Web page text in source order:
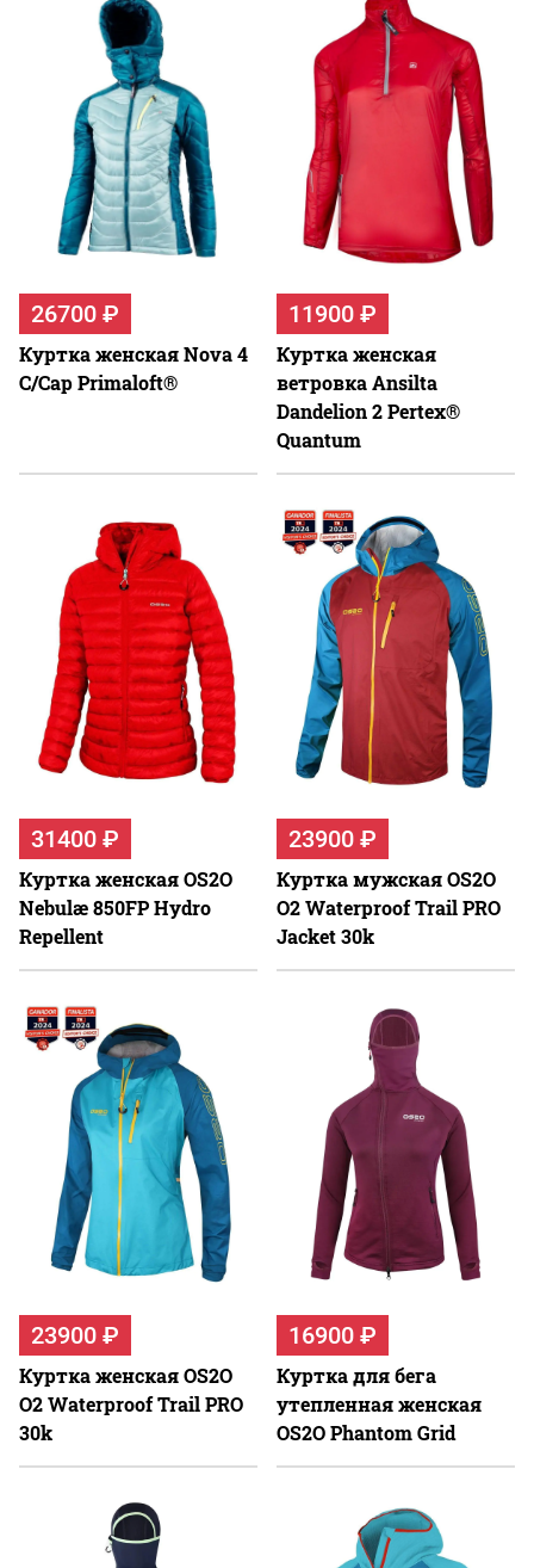
26700 ₽
Куртка женская Nova 4
C/Cap Primaloft®
11900 ₽
Куртка женская
ветровка Ansilta
Dandelion 2 Pertex®
Quantum
31400 ₽
Куртка женская OS2O
Nebulæ 850FP Hydro
Repellent
23900 ₽
Куртка мужская OS2O
O2 Waterproof Trail PRO
Jacket 30k
23900 ₽
Куртка женская OS2O
O2 Waterproof Trail PRO
30k
16900 ₽
Куртка для бега
утепленная женская
OS2O Phantom Grid